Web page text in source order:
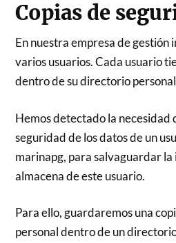
Copias de
En nuestra empresa de
varios usuarios. Cada usuario
dentro de su directorio
Hemos detectado la necesidad
seguridad de los datos de un
marinapg, para salvaguardar
almacena de este usuario.
Para ello, guardaremos una
personal dentro de un